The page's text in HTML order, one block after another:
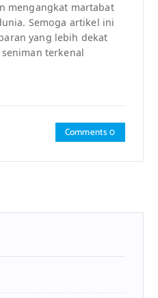
mengangkat martabat
Semoga artikel ini
yang lebih dekat
terkenal
Comments 0